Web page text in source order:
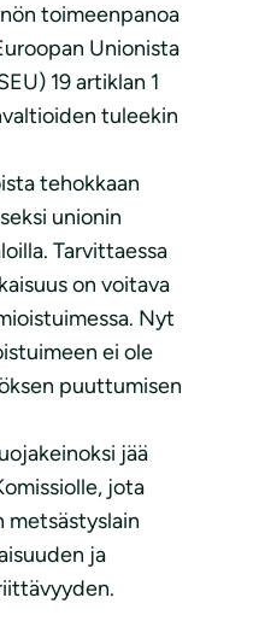
toimeenpanoa
Unionista
19 artiklan 1
tuleekin
tehokkaan
unionin
Tarvittaessa
on voitava
Nyt
ei ole
puuttumisen
jää
jota
metsästyslain
ja